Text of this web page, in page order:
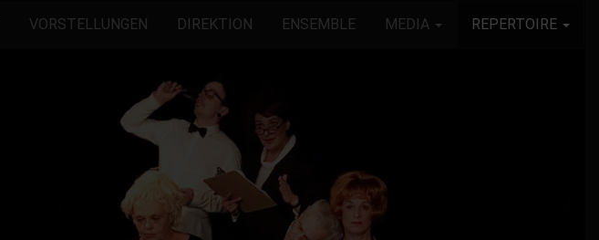
VORSTELLUNGEN DIREKTION ENSEMBLE MEDIA REPERTOIRE